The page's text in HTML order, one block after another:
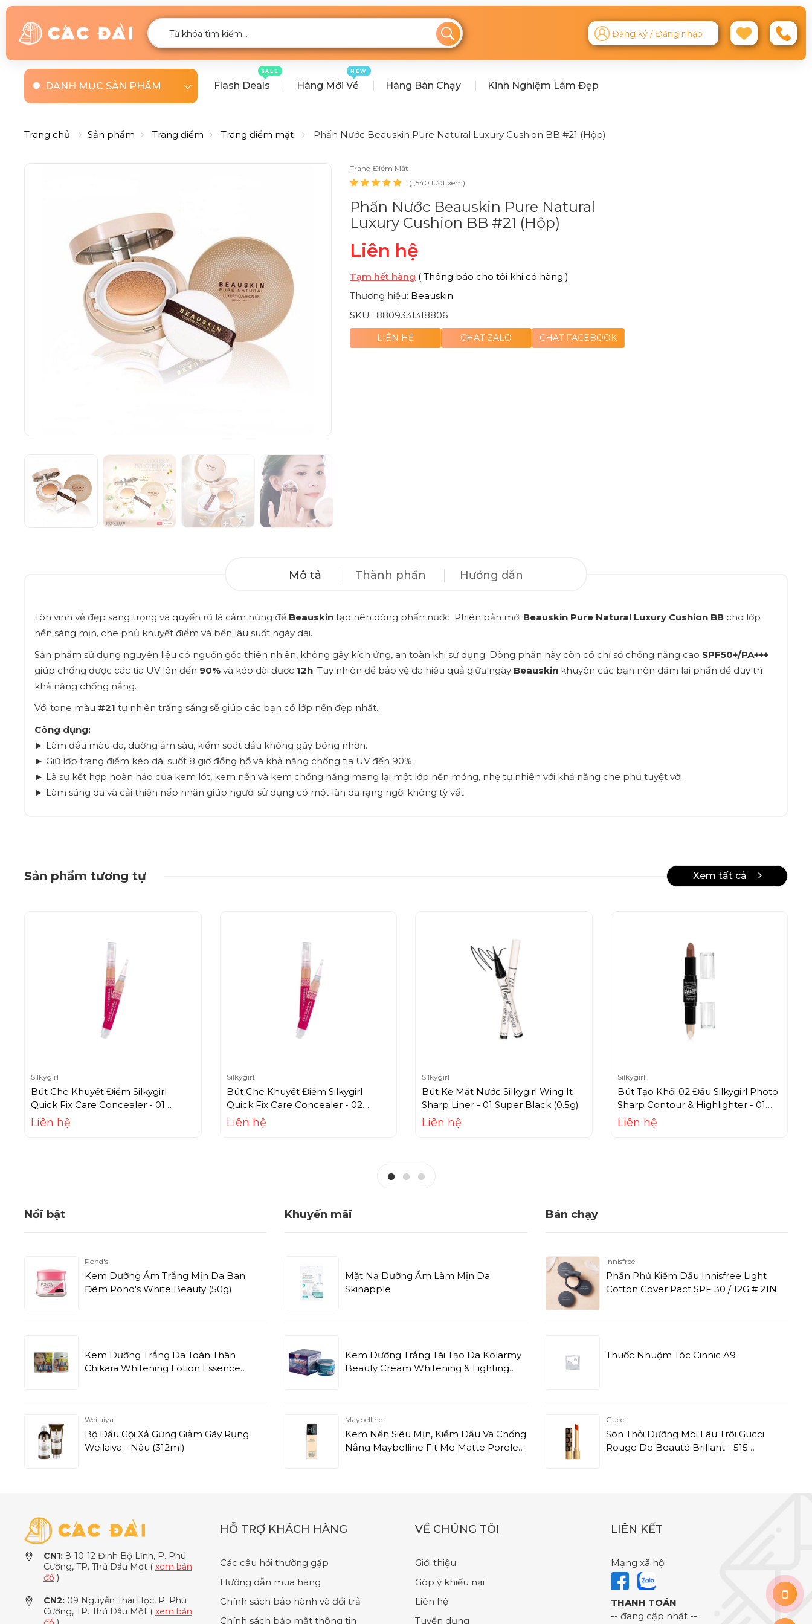
Đăng ký / Đăng nhập
DANH MỤC SẢN PHẨM Flash Deals
SALE
Hàng Mới Về
NEW
Hàng Bán Chạy Kinh Nghiệm Làm Đẹp
Trang chủ Sản phẩm Trang điểm Trang điểm mặt Phấn Nước Beauskin Pure Natural Luxury Cushion BB #21 (Hộp)
Trang Điểm Mặt
(1,540 lượt xem)
Phấn Nước Beauskin Pure Natural
Luxury Cushion BB #21 (Hộp)
Liên hệ
Tạm hết hàng ( Thông báo cho tôi khi có hàng )
Thương hiệu: Beauskin
SKU : 8809331318806
LIÊN HỆ CHAT ZALO CHAT FACEBOOK
Mô tả Thành phần Hướng dẫn
Tôn vinh vẻ đẹp sang trọng và quyến rũ là cảm hứng để Beauskin tạo nên dòng phấn nước. Phiên bản mới Beauskin Pure Natural Luxury Cushion BB cho lớp
nền sáng mịn, che phủ khuyết điểm và bền lâu suốt ngày dài.
Sản phẩm sử dụng nguyên liệu có nguồn gốc thiên nhiên, không gây kích ứng, an toàn khi sử dụng. Dòng phấn này còn có chỉ số chống nắng cao SPF50+/PA+++
giúp chống được các tia UV lên đến 90% và kéo dài được 12h. Tuy nhiên để bảo vệ da hiệu quả giữa ngày Beauskin khuyên các bạn nên dặm lại phấn để duy trì
khả năng chống nắng.
Với tone màu #21 tự nhiên trắng sáng sẽ giúp các bạn có lớp nền đẹp nhất.
Công dụng:
► Làm đều màu da, dưỡng ẩm sâu, kiểm soát dầu không gây bóng nhờn.
► Giữ lớp trang điểm kéo dài suốt 8 giờ đồng hồ và khả năng chống tia UV đến 90%.
► Là sự kết hợp hoàn hảo của kem lót, kem nền và kem chống nắng mang lại một lớp nền mỏng, nhẹ tự nhiên với khả năng che phủ tuyệt vời.
► Làm sáng da và cải thiện nếp nhăn giúp người sử dụng có một làn da rạng ngời không tỳ vết.
Sản phẩm tương tự Xem tất cả
Silkygirl
Bút Che Khuyết Điểm Silkygirl
Quick Fix Care Concealer - 01
Natural Light
Liên hệ
Silkygirl
Bút Che Khuyết Điểm Silkygirl
Quick Fix Care Concealer - 02
Natural Medium
Liên hệ
Silkygirl
Bút Kẻ Mắt Nước Silkygirl Wing It
Sharp Liner - 01 Super Black (0.5g)
Liên hệ
Silkygirl
Bút Tạo Khối 02 Đầu Silkygirl Photo
Sharp Contour & Highlighter - 01
Natural Light (8g)
Liên hệ
Nổi bật
Pond's
Kem Dưỡng Ẩm Trắng Mịn Da Ban
Đêm Pond's White Beauty (50g)
Kem Dưỡng Trắng Da Toàn Thân
Chikara Whitening Lotion Essence
Weilaiya
Bộ Dầu Gội Xả Gừng Giảm Gãy Rụng
Weilaiya - Nâu (312ml)
Khuyến mãi
Mặt Nạ Dưỡng Ẩm Làm Mịn Da
Skinapple
Kem Dưỡng Trắng Tái Tạo Da Kolarmy
Beauty Cream Whitening & Lighting
Maybelline
Kem Nền Siêu Mịn, Kiềm Dầu Và Chống
Nắng Maybelline Fit Me Matte Poreless
Bán chạy
Innisfree
Phấn Phủ Kiềm Dầu Innisfree Light
Cotton Cover Pact SPF 30 / 12G # 21N
Thuốc Nhuộm Tóc Cinnic A9
Gucci
Son Thỏi Dưỡng Môi Lâu Trôi Gucci
Rouge De Beauté Brillant - 515
CN1: 8-10-12 Đinh Bộ Lĩnh, P. Phú
Cường, TP. Thủ Dầu Một ( xem bản
đồ )
CN2: 09 Nguyễn Thái Học, P. Phú
Cường, TP. Thủ Dầu Một ( xem bản
HỖ TRỢ KHÁCH HÀNG
Các câu hỏi thường gặp
Hướng dẫn mua hàng
Chính sách bảo hành và đổi trả
Chính sách bảo mật thông tin
VỀ CHÚNG TÔI
Giới thiệu
Góp ý khiếu nại
Liên hệ
Tuyển dụng
LIÊN KẾT
Mạng xã hội
THANH TOÁN
-- đang cập nhật --